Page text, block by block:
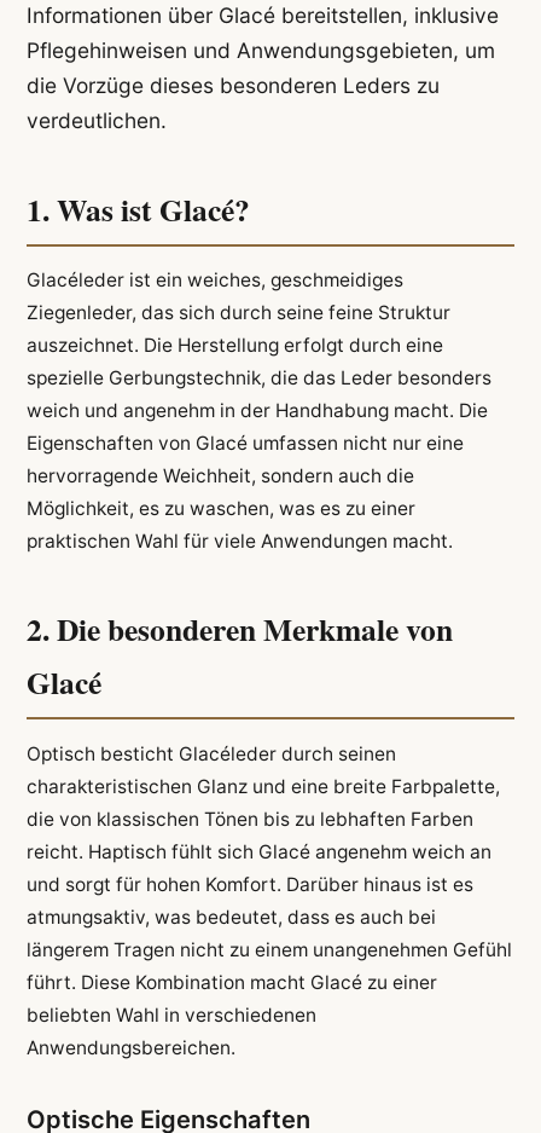
Informationen über Glacé bereitstellen, inklusive
Pflegehinweisen und Anwendungsgebieten, um
die Vorzüge dieses besonderen Leders zu
verdeutlichen.
1. Was ist Glacé?
Glacéleder ist ein weiches, geschmeidiges
Ziegenleder, das sich durch seine feine Struktur
auszeichnet. Die Herstellung erfolgt durch eine
spezielle Gerbungstechnik, die das Leder besonders
weich und angenehm in der Handhabung macht. Die
Eigenschaften von Glacé umfassen nicht nur eine
hervorragende Weichheit, sondern auch die
Möglichkeit, es zu waschen, was es zu einer
praktischen Wahl für viele Anwendungen macht.
2. Die besonderen Merkmale von
Glacé
Optisch besticht Glacéleder durch seinen
charakteristischen Glanz und eine breite Farbpalette,
die von klassischen Tönen bis zu lebhaften Farben
reicht. Haptisch fühlt sich Glacé angenehm weich an
und sorgt für hohen Komfort. Darüber hinaus ist es
atmungsaktiv, was bedeutet, dass es auch bei
längerem Tragen nicht zu einem unangenehmen Gefühl
führt. Diese Kombination macht Glacé zu einer
beliebten Wahl in verschiedenen
Anwendungsbereichen.
Optische Eigenschaften